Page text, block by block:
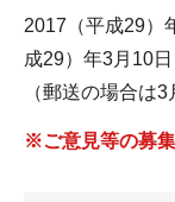
2017（平成29）
成29）年3月10
（郵送の場合は3
※ご意見等の募集